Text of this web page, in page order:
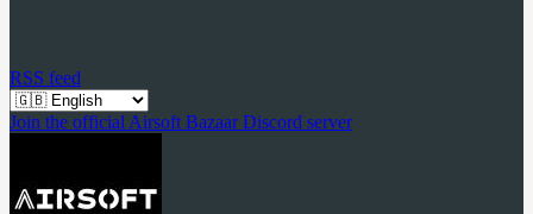
RSS feed
Join the official Airsoft Bazaar Discord server